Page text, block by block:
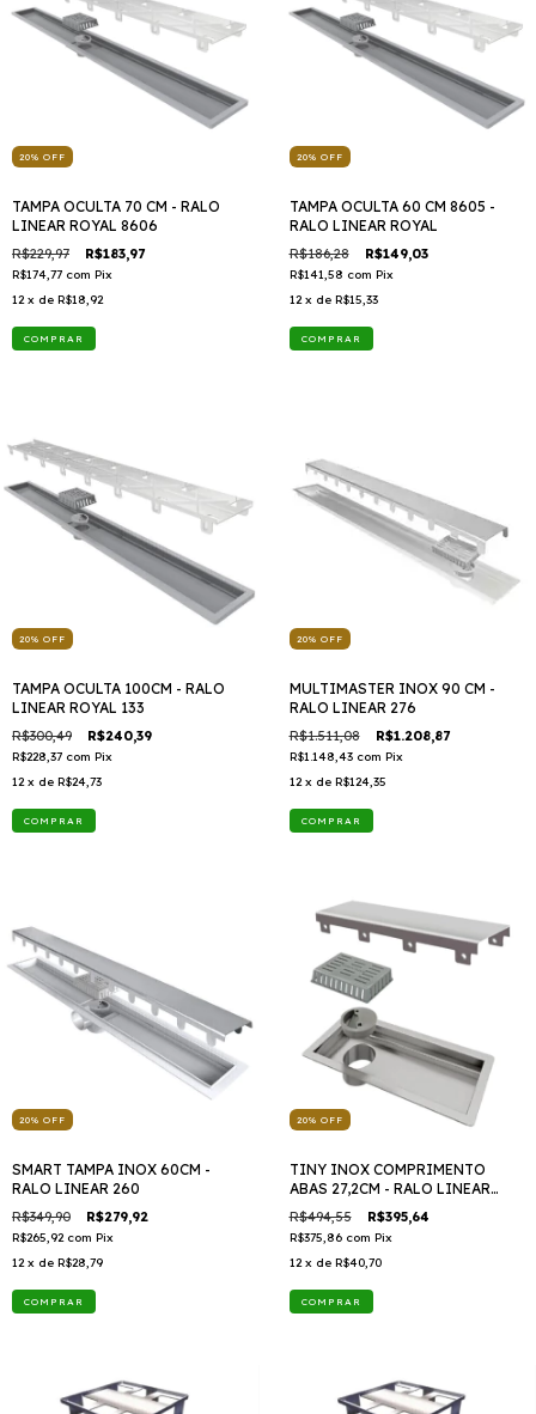
20% OFF
TAMPA OCULTA 70 CM - RALO
LINEAR ROYAL 8606
R$229,97 R$183,97
R$174,77 com Pix
12 x de R$18,92
20% OFF
TAMPA OCULTA 60 CM 8605 -
RALO LINEAR ROYAL
R$186,28 R$149,03
R$141,58 com Pix
12 x de R$15,33
20% OFF
TAMPA OCULTA 100CM - RALO
LINEAR ROYAL 133
R$300,49 R$240,39
R$228,37 com Pix
12 x de R$24,73
20% OFF
MULTIMASTER INOX 90 CM -
RALO LINEAR 276
R$1.511,08 R$1.208,87
R$1.148,43 com Pix
12 x de R$124,35
20% OFF
SMART TAMPA INOX 60CM -
RALO LINEAR 260
R$349,90 R$279,92
R$265,92 com Pix
12 x de R$28,79
20% OFF
TINY INOX COMPRIMENTO
ABAS 27,2CM - RALO LINEAR
1800
R$494,55 R$395,64
R$375,86 com Pix
12 x de R$40,70